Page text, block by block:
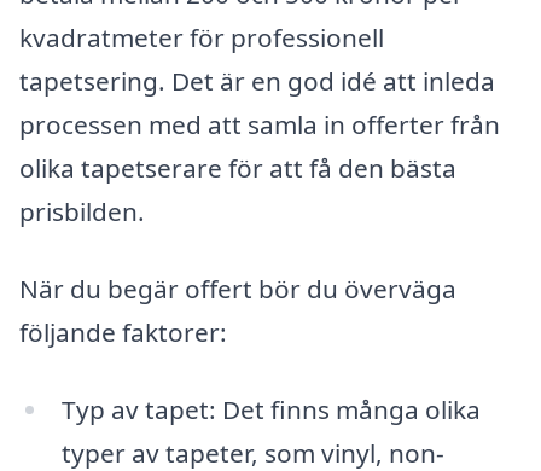
kvadratmeter för professionell
tapetsering. Det är en god idé att inleda
processen med att samla in offerter från
olika tapetserare för att få den bästa
prisbilden.
När du begär offert bör du överväga
följande faktorer:
Typ av tapet: Det finns många olika
typer av tapeter, som vinyl, non-